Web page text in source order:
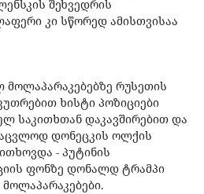
შეხვედრის
კი სწორედ ამისთვისაა
მოლაპარაკებებზე რუსეთის
ხისტი პოზიციები
საკითხთან დაკავშირებით და
დონეცკის ოლქის
- პუტინის
ფონზე დონალდ ტრამპი